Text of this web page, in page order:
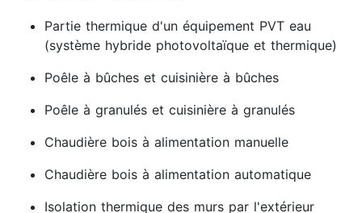
Partie thermique d'un équipement PVT eau
(système hybride photovoltaïque et thermique)
Poêle à bûches et cuisinière à bûches
Poêle à granulés et cuisinière à granulés
Chaudière bois à alimentation manuelle
Chaudière bois à alimentation automatique
Isolation thermique des murs par l'extérieur